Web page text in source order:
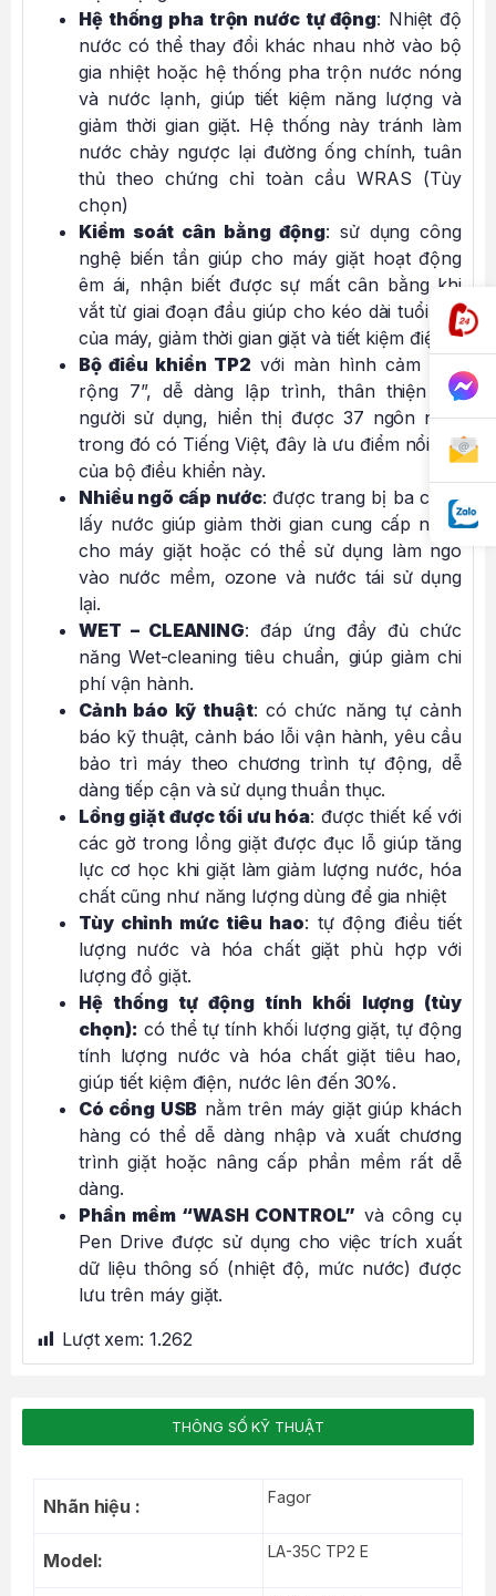
Hệ thống pha trộn nước tự động: Nhiệt độ
nước có thể thay đổi khác nhau nhờ vào bộ
gia nhiệt hoặc hệ thống pha trộn nước nóng
và nước lạnh, giúp tiết kiệm năng lượng và
giảm thời gian giặt. Hệ thống này tránh làm
nước chảy ngược lại đường ống chính, tuân
thủ theo chứng chỉ toàn cầu WRAS (Tùy
chọn)
Kiểm soát cân bằng động: sử dụng công
nghệ biến tần giúp cho máy giặt hoạt động
êm ái, nhận biết được sự mất cân bằng khi
vắt từ giai đoạn đầu giúp cho kéo dài tuổi thọ
của máy, giảm thời gian giặt và tiết kiệm điện.
Bộ điều khiển TP2 với màn hình cảm ứng
rộng 7”, dễ dàng lập trình, thân thiện với
người sử dụng, hiển thị được 37 ngôn ngữ,
trong đó có Tiếng Việt, đây là ưu điểm nổi bật
của bộ điều khiển này.
Nhiều ngõ cấp nước: được trang bị ba cổng
lấy nước giúp giảm thời gian cung cấp nước
cho máy giặt hoặc có thể sử dụng làm ngõ
vào nước mềm, ozone và nước tái sử dụng
lại.
WET – CLEANING: đáp ứng đầy đủ chức
năng Wet-cleaning tiêu chuẩn, giúp giảm chi
phí vận hành.
Cảnh báo kỹ thuật: có chức năng tự cảnh
báo kỹ thuật, cảnh báo lỗi vận hành, yêu cầu
bảo trì máy theo chương trình tự động, dễ
dàng tiếp cận và sử dụng thuần thục.
Lồng giặt được tối ưu hóa: được thiết kế với
các gờ trong lồng giặt được đục lỗ giúp tăng
lực cơ học khi giặt làm giảm lượng nước, hóa
chất cũng như năng lượng dùng để gia nhiệt
Tùy chỉnh mức tiêu hao: tự động điều tiết
lượng nước và hóa chất giặt phù hợp với
lượng đồ giặt.
Hệ thống tự động tính khối lượng (tùy
chọn): có thể tự tính khối lượng giặt, tự động
tính lượng nước và hóa chất giặt tiêu hao,
giúp tiết kiệm điện, nước lên đến 30%.
Có cổng USB nằm trên máy giặt giúp khách
hàng có thể dễ dàng nhập và xuất chương
trình giặt hoặc nâng cấp phần mềm rất dễ
dàng.
Phần mềm “WASH CONTROL” và công cụ
Pen Drive được sử dụng cho việc trích xuất
dữ liệu thông số (nhiệt độ, mức nước) được
lưu trên máy giặt.
Lượt xem: 1.262
THÔNG SỐ KỸ THUẬT
Nhãn hiệu : Fagor
Model: LA-35C TP2 E